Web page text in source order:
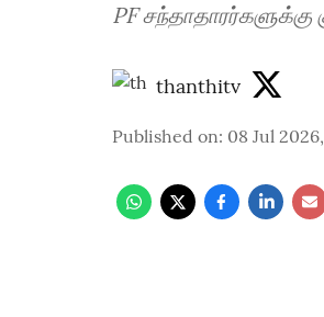
PF சந்தாதாரர்களுக்கு
thanthitv
Published on: 08 Jul